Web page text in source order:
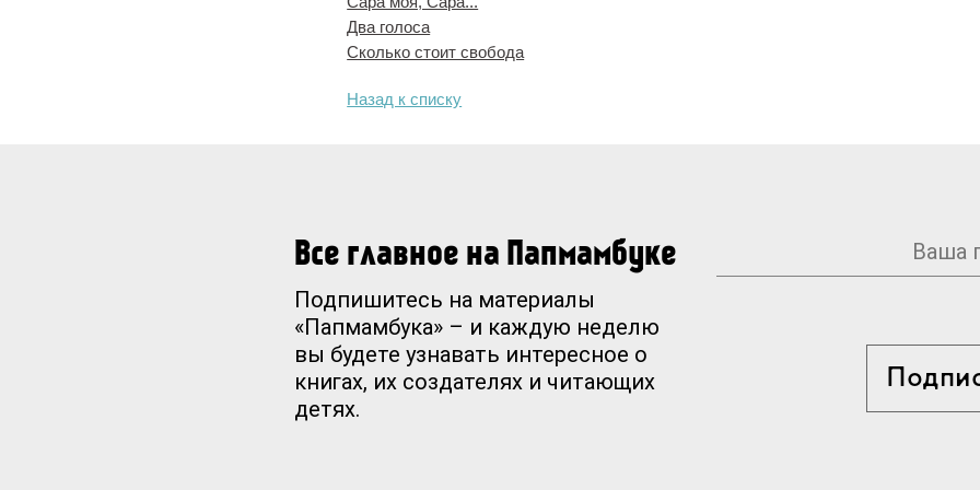
Два голоса
Сколько стоит свобода
Назад к списку
Все главное на Папмамбуке
Подпишитесь на материалы
«Папмамбука» – и каждую неделю
вы будете узнавать интересное о
книгах, их создателях и читающих
детях.